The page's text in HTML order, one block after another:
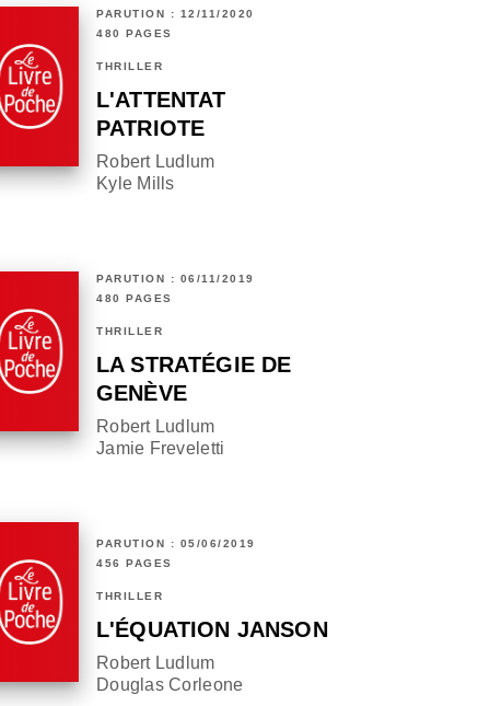
PARUTION : 12/11/2020
480 PAGES
THRILLER
L'ATTENTAT
PATRIOTE
Robert Ludlum
Kyle Mills
PARUTION : 06/11/2019
480 PAGES
THRILLER
LA STRATÉGIE DE
GENÈVE
Robert Ludlum
Jamie Freveletti
PARUTION : 05/06/2019
456 PAGES
THRILLER
L'ÉQUATION JANSON
Robert Ludlum
Douglas Corleone